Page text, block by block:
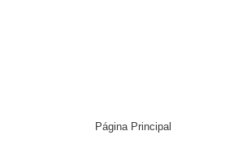
Página Principal